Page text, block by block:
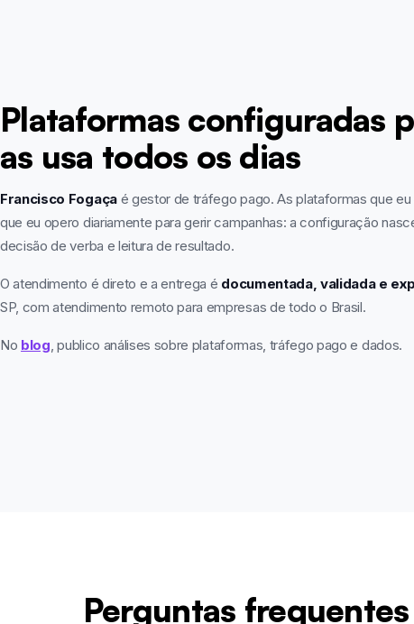
Plataformas configuradas
as usa todos os dias
Francisco Fogaçaé gestor de tráfego pago. As plataformas que
que eu opero diariamente para gerir campanhas: a configuração
decisão de verba e leitura de resultado.
O atendimento é direto e a entrega é documentada, validada e
SP, com atendimento remoto para empresas de todo o Brasil.
No blog , publico análises sobre plataformas, tráfego pago e dados.
Perguntas